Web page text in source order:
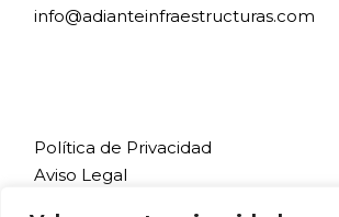
info@adianteinfraestructuras.com
Política de Privacidad
Aviso Legal